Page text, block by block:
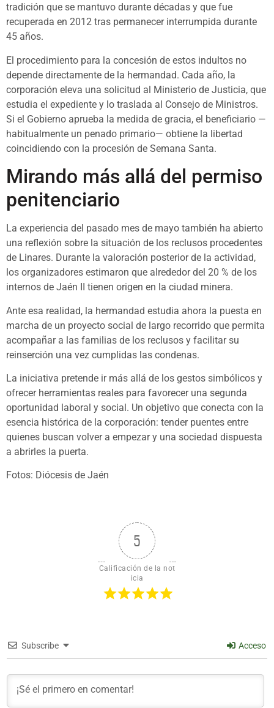
tradición que se mantuvo durante décadas y que fue
recuperada en 2012 tras permanecer interrumpida durante
45 años.
El procedimiento para la concesión de estos indultos no
depende directamente de la hermandad. Cada año, la
corporación eleva una solicitud al Ministerio de Justicia, que
estudia el expediente y lo traslada al Consejo de Ministros.
Si el Gobierno aprueba la medida de gracia, el beneficiario —
habitualmente un penado primario— obtiene la libertad
coincidiendo con la procesión de Semana Santa.
Mirando más allá del permiso
penitenciario
La experiencia del pasado mes de mayo también ha abierto
una reflexión sobre la situación de los reclusos procedentes
de Linares. Durante la valoración posterior de la actividad,
los organizadores estimaron que alrededor del 20 % de los
internos de Jaén II tienen origen en la ciudad minera.
Ante esa realidad, la hermandad estudia ahora la puesta en
marcha de un proyecto social de largo recorrido que permita
acompañar a las familias de los reclusos y facilitar su
reinserción una vez cumplidas las condenas.
La iniciativa pretende ir más allá de los gestos simbólicos y
ofrecer herramientas reales para favorecer una segunda
oportunidad laboral y social. Un objetivo que conecta con la
esencia histórica de la corporación: tender puentes entre
quienes buscan volver a empezar y una sociedad dispuesta
a abrirles la puerta.
Fotos: Diócesis de Jaén
5
Calificación de la not
icia
Subscribe Acceso